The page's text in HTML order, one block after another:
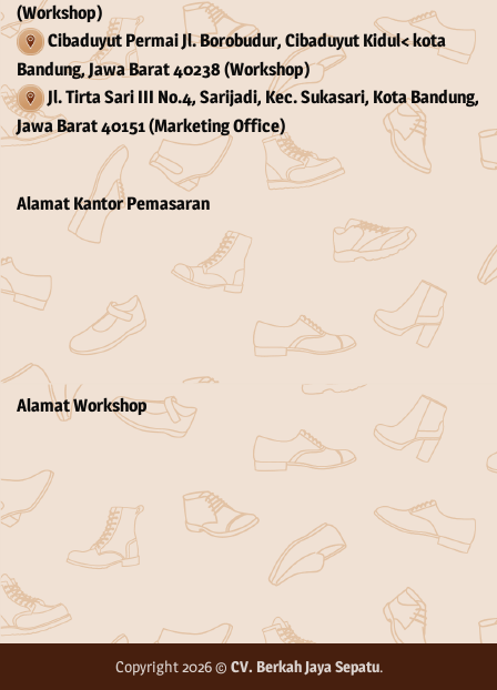
(Workshop)
Cibaduyut Permai Jl. Borobudur, Cibaduyut Kidul< kota
Bandung, Jawa Barat 40238 (Workshop)
Jl. Tirta Sari III No.4, Sarijadi, Kec. Sukasari, Kota Bandung,
Jawa Barat 40151 (Marketing Office)
Alamat Kantor Pemasaran
Alamat Workshop
Copyright 2026 © CV. Berkah Jaya Sepatu.